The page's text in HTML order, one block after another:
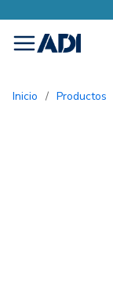
menu
Inicio / Productos